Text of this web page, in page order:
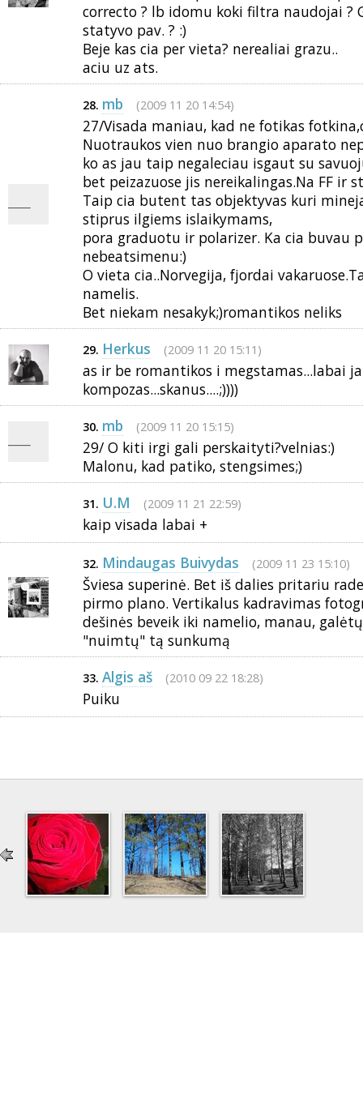
correcto ? lb idomu koki filtra naudojai ?
statyvo pav. ? :)
Beje kas cia per vieta? nerealiai grazu..
aciu uz ats.
28. mb (2009 11 20 14:54)
27/Visada maniau, kad ne fotikas
Nuotraukos vien nuo brangio aparato
ko as jau taip negaleciau isgaut su
bet peizazuose jis nereikalingas.Na FF ir
Taip cia butent tas objektyvas kuri
stiprus ilgiems islaikymams,
pora graduotu ir polarizer. Ka cia buvau
nebeatsimenu:)
O vieta cia..Norvegija, fjordai
namelis.
Bet niekam nesakyk;)romantikos neliks
29. Herkus (2009 11 20 15:11)
as ir be romantikos i megstamas...labai
kompozas...skanus....;))))
30. mb (2009 11 20 15:15)
29/ O kiti irgi gali perskaityti?velnias:)
Malonu, kad patiko, stengsimes;)
31. U.M (2009 11 21 22:59)
kaip visada labai +
32. Mindaugas Buivydas (2009 11 23 15:10)
Šviesa superinė. Bet iš dalies pritariu
pirmo plano. Vertikalus kadravimas
dešinės beveik iki namelio, manau,
"nuimtų" tą sunkumą
33. Algis aš (2010 09 22 18:28)
Puiku